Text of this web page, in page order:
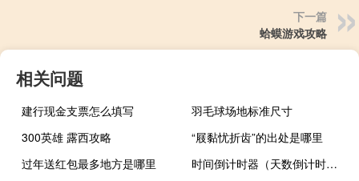
下一篇
蛤蟆游戏攻略
相关问题
建行现金支票怎么填写
羽毛球场地标准尺寸
300英雄 露西攻略
“屐黏忧折齿”的出处是哪里
过年送红包最多地方是哪里
时间倒计时器（天数倒计时器）